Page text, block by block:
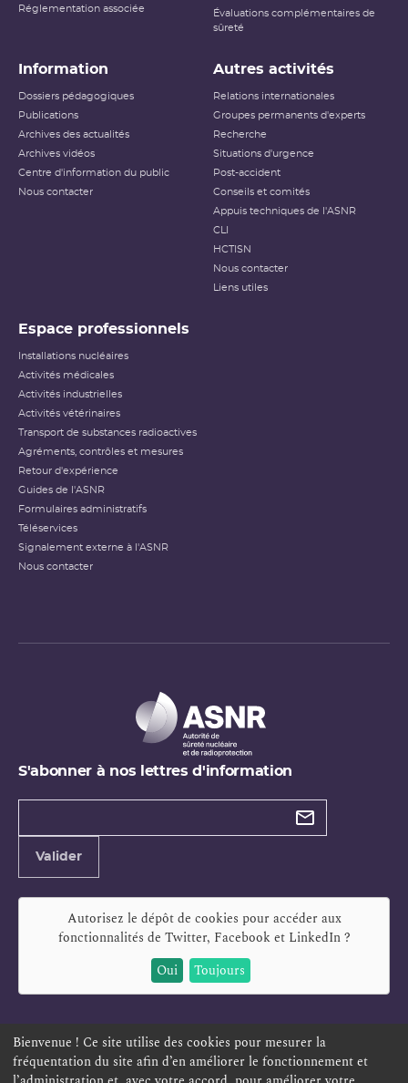
Accident grave
Niveau 7 Accident majeur
L’échelle INES (International Nuclear and Radiological
au public l’importance d’un événement vis-à-vis de la
sûreté ou de la
. Cette échelle est
applicable aux événements survenant sur les
événements ayant des conséquences, potentielles ou
réelles, sur la radioprotection du public et des travailleurs.
Elle ne s’applique pas aux événements ayant un impact
habituellement utilisés pour classer les événements
reçue notamment) n’étant pas applicables dans ce
Échelle INES pour le
classement des incidents et
Réglementation associée
Évaluations complémentaires de
sûreté
Information
Dossiers pédagogiques
Publications
Archives des actualités
Archives vidéos
Centre d'information du public
Nous contacter
Autres activités
Relations internationales
Groupes permanents d'experts
Recherche
Situations d'urgence
Post-accident
Conseils et comités
Appuis techniques de l'ASNR
CLI
HCTISN
Nous contacter
Liens utiles
Espace professionnels
Installations nucléaires
Activités médicales
Activités industrielles
Activités vétérinaires
Transport de substances radioactives
Agréments, contrôles et mesures
Retour d'expérience
Guides de l'ASNR
Formulaires administratifs
Téléservices
Signalement externe à l'ASNR
Nous contacter
S'abonner à nos lettres d'information
Types de
Valider
Autorisez le dépôt de cookies pour accéder aux
fonctionnalités de Twitter, Facebook et LinkedIn?
Oui
Toujours
ESPACE PERSONNEL OFFRES D'EMPLOI SIGNALEMENT
Bienvenue ! Ce site utilise des cookies pour mesurer la
fréquentation du site afin d’en améliorer le fonctionnement et